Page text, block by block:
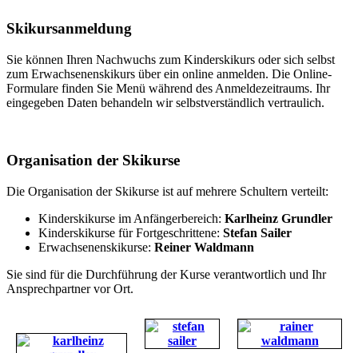
Skikursanmeldung
Sie können Ihren Nachwuchs zum Kinderskikurs oder sich selbst
zum Erwachsenenskikurs über ein online anmelden. Die Online-
Formulare finden Sie Menü während des Anmeldezeitraums. Ihr
eingegeben Daten behandeln wir selbstverständlich vertraulich.
Organisation der Skikurse
Die Organisation der Skikurse ist auf mehrere Schultern verteilt:
Kinderskikurse im Anfängerbereich: Karlheinz Grundler
Kinderskikurse für Fortgeschrittene: Stefan Sailer
Erwachsenenskikurse: Reiner Waldmann
Sie sind für die Durchführung der Kurse verantwortlich und Ihr
Ansprechpartner vor Ort.